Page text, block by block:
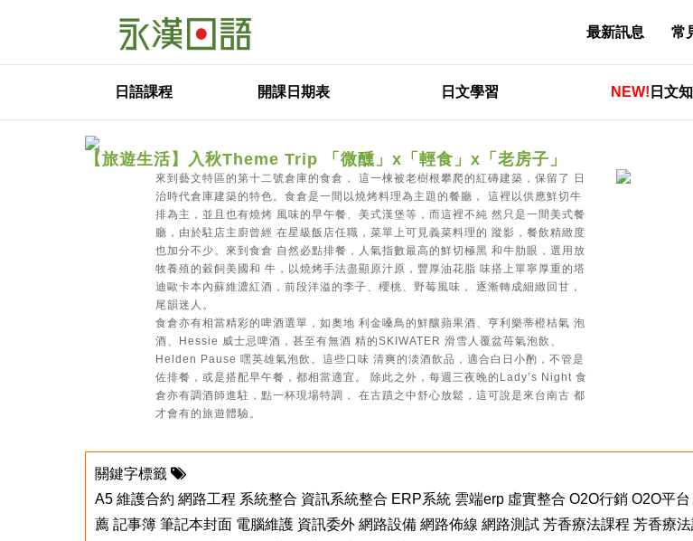
最新訊息 常
日語課程 開課日期表 日文學習 NEW! 日文
【旅遊生活】入秋Theme Trip 「微醺」x「輕食」x「老房子」
來到藝文特區的第十二號倉庫的食倉， 這一棟被老樹根攀爬的紅磚建築，保留了 日
治時代倉庫建築的特色。食倉是一間以燒烤料理為主題的餐廳， 這裡以供應鮮切牛
排為主，並且也有燒烤 風味的早午餐、美式漢堡等，而這裡不純 然只是一間美式餐
廳，由於駐店主廚曾經 在星級飯店任職，菜單上可見義菜料理的 蹤影，餐飲精緻度
也加分不少。來到食倉 自然必點排餐，人氣指數最高的鮮切極黑 和牛肋眼，選用放
牧養殖的穀飼美國和 牛，以燒烤手法盡顯原汁原，豐厚油花脂 味搭上單寧厚重的塔
迪歐卡本內蘇維濃紅酒，前段洋溢的李子、櫻桃、野莓風味， 逐漸轉成細緻回甘，
尾韻迷人。
食倉亦有相當精彩的啤酒選單，如奧地 利金嗓鳥的鮮釀蘋果酒、亨利樂蒂橙桔氣 泡
酒、Hessie 威士忌啤酒，甚至有無酒 精的SKIWATER 滑雪人覆盆苺氣泡飲、
Helden Pause 嘿英雄氣泡飲。這些口味 清爽的淡酒飲品，適合白日小酌，不管是
佐排餐，或是搭配早午餐，都相當適宜。 除此之外，每週三夜晚的Lady’s Night 食
倉亦有調酒師進駐，點一杯現場特調， 在古蹟之中舒心放鬆，這可說是來台南古 都
才會有的旅遊體驗。
關鍵字標籤
A5 維護合約 網路工程 系統整合 資訊系統整合 ERP系統 雲端erp 虛實整合 O2O行銷 O2O平台
薦 記事簿 筆記本封面 電腦維護 資訊委外 網路設備 網路佈線 網路測試 芳香療法課程 芳香療